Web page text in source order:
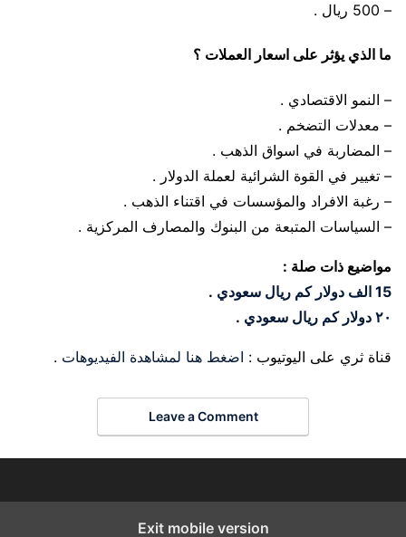
– 500 ريال .
ما الذي يؤثر على اسعار العملات ؟
– النمو الاقتصادي .
– معدلات التضخم .
– المضاربة في اسواق الذهب .
– تغيير في القوة الشرائية لعملة الدولار .
– رغبة الافراد والمؤسسات في اقتناء الذهب .
– السياسات المتبعة من البنوك والمصارف المركزية .
مواضيع ذات صلة :
15 الف دولار كم ريال سعودي
.
٢٠ دولار كم ريال سعودي
.
قناة ثري على اليوتيوب : اضغط هنا لمشاهدة الفيديوهات .
Leave a Comment
Exit mobile version